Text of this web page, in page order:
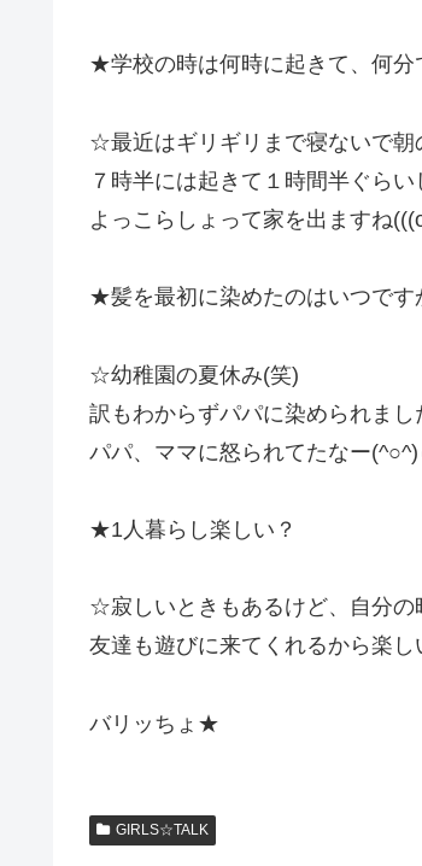
★学校の時は何時に起きて、何分
☆最近はギリギリまで寝ないで朝
７時半には起きて１時間半ぐらい
よっこらしょって家を出ますね
★髪を最初に染めたのはいつです
☆幼稚園の夏休み(笑)
訳もわからずパパに染められまし
パパ、ママに怒られてたなー(^○^)
★1人暮らし楽しい？
☆寂しいときもあるけど、自分の
友達も遊びに来てくれるから楽
バリッちょ★
GIRLS☆TALK